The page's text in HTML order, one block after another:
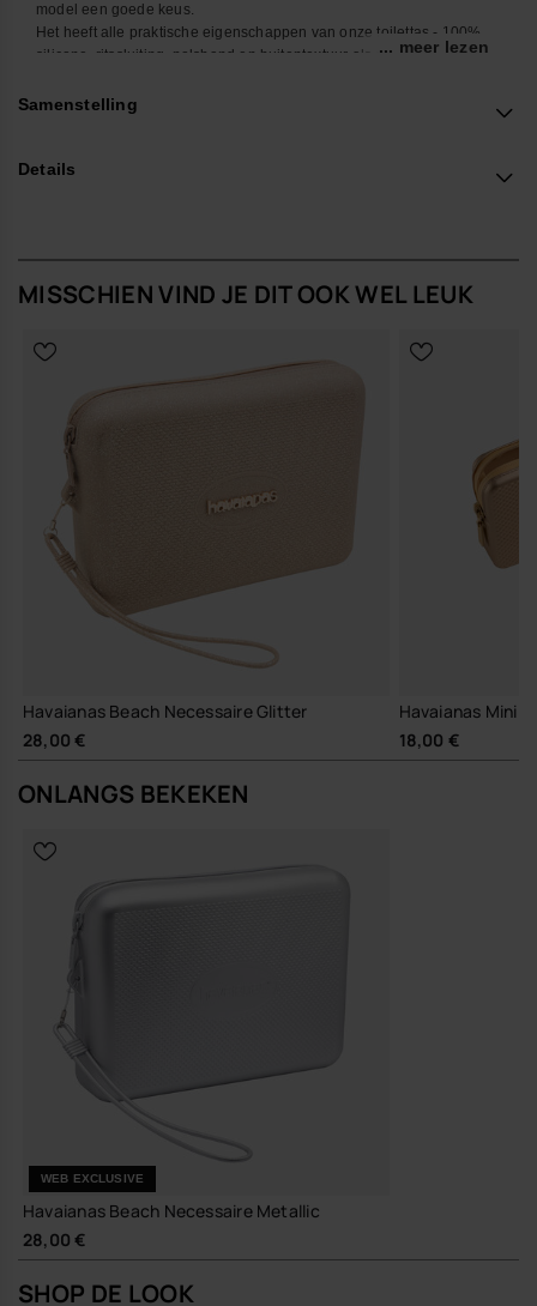
model een goede keus.
Het heeft alle praktische eigenschappen van onze toilettas - 100%
silicone, ritssluiting, polsband en buitentextuur als de zool van onze
Om je in stijl te organiseren.
Shop online at www.havaianas-store.com, de officiële Havaianas-
... meer lezen
Samenstelling
Details
MISSCHIEN VIND JE DIT OOK WEL LEUK
Havaianas Beach Necessaire Glitter
28,00 €
Havaianas Mini
18,00 €
ONLANGS BEKEKEN
WEB EXCLUSIVE
Havaianas Beach Necessaire Metallic
28,00 €
SHOP DE LOOK